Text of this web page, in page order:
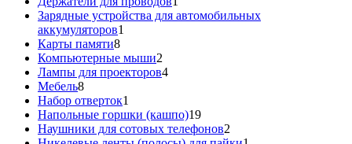
товар
Зарядные устройства для автомобильных
аккумуляторов1
Карты памяти88
товаров
Компьютерные мыши2
товара
Лампы для проекторов44
Мебель88
товаров
Набор отверток1
товар
Напольные горшки (кашпо)1919
товаров
Наушники для сотовых телефонов2